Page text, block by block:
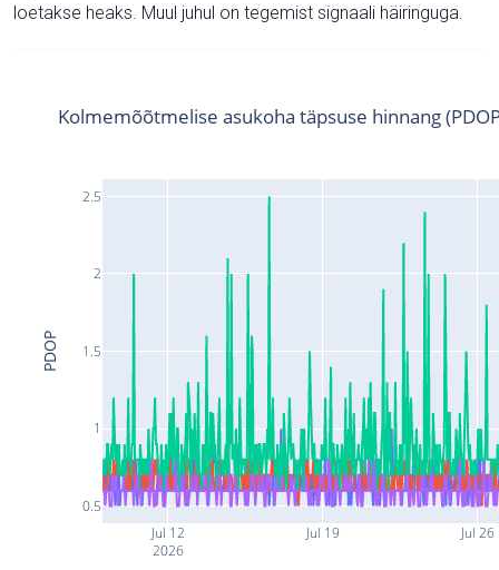
loetakse heaks. Muul juhul on tegemist signaali häiringuga.
Jul 12
2026
Jul 19 Jul 26
0.5
1
1.5
2
2.5
Kolmemõõtmelise asukoha täpsuse hinnang
PDOP